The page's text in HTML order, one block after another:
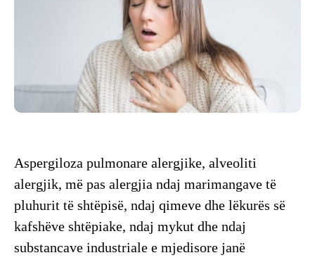
Aspergiloza pulmonare alergjike, alveoliti
alergjik, më pas alergjia ndaj marimangave të
pluhurit të shtëpisë, ndaj qimeve dhe lëkurës së
kafshëve shtëpiake, ndaj mykut dhe ndaj
substancave industriale e mjedisore janë